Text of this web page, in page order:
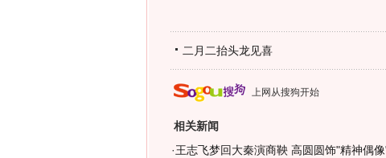
二月二抬头龙见喜
上网从搜狗开始
相关新闻
·王志飞梦回大秦演商鞅 高圆圆饰"精神偶